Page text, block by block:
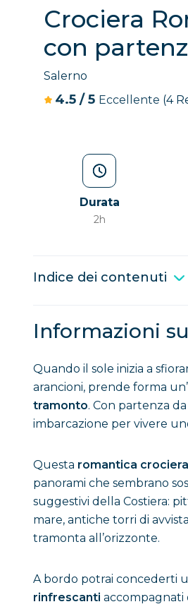
Crociera
con
Salerno
4.5 /5 Eccellente (4
Durata
2h
Indice dei contenuti
Informazioni
Quando il sole inizia a
arancioni, prende forma
tramonto. Con partenza da
imbarcazione per vivere
Questa romantica crociera
panorami che sembrano
suggestivi della Costiera:
mare, antiche torri di
tramonta all’orizzonte.
A bordo potrai concederti
rinfrescanti accompagnati